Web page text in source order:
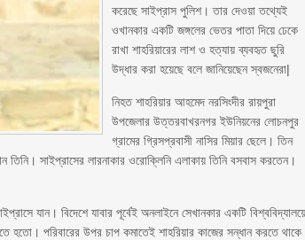
করেছে সাইপ্রাস পুলিশ। তার দেওয়া তথ্যেই
ওখানকার একটি জঙ্গলের ভেতর পাতা দিয়ে ঢেকে
রাখা শাহরিয়ারের লাশ ও হত্যায় ব্যবহৃত ছুরি
উদ্ধার করা হয়েছে বলে জানিয়েছেন স্বজনেরা|
নিহত শাহরিয়ার আহমেদ নরসিংদীর রায়পুরা
উপজেলার উত্তরবাখরনগর ইউনিয়নের লোচনপুর
গ্রামের গ্রিসপ্রবাসী নাসির মিয়ার ছেলে। তিন
তিনি। সাইপ্রাসের লারনাকার ওরোক্লিনি এলাকায় তিনি বসবাস করতেন।
যান। বিদেশে যাবার পূর্বেই অনলাইনে সেখানকার একটি
হতো। পরিবারের উপর চাপ কমাতেই শাহরিয়ার কাজের সন্ধান করতে